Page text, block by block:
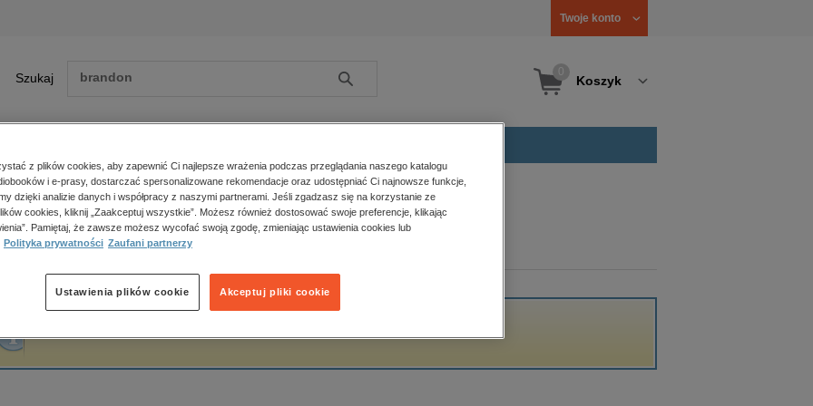
Twoje konto
Szukaj Szukaj Koszyk
Zobacz wszystkie E-prasa
polityka, społeczno-informacyjne
psychologiczne
popularno-naukowe
historia
główna Michał Pochodyła
Pochodyła
z plików cookies, aby zapewnić Ci najlepsze wrażenia podczas przeglądania naszego katalogu
i e-prasy, dostarczać spersonalizowane rekomendacje oraz udostępniać Ci najnowsze funkcje,
dzięki analizie danych i współpracy z naszymi partnerami. Jeśli zgadzasz się na korzystanie ze
cookies, kliknij „Zaakceptuj wszystkie”. Możesz również dostosować swoje preferencje, klikając
Pamiętaj, że zawsze możesz wycofać swoją zgodę, zmieniając ustawienia cookies lub
Polityka prywatności Zaufani partnerzy
Akceptuj pliki cookie
Ustawienia plików cookie